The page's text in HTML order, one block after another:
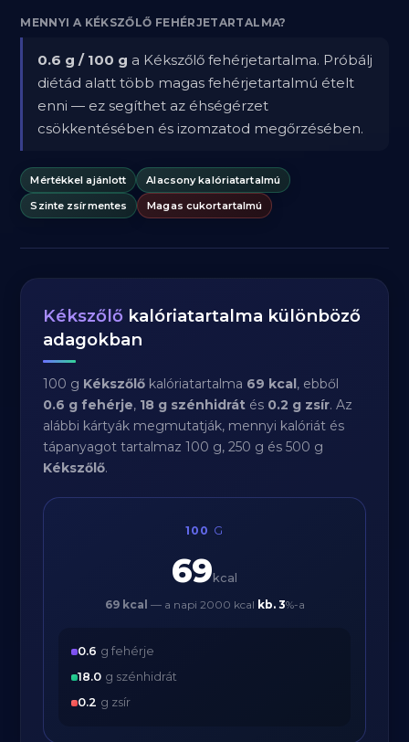
MENNYI A KÉKSZŐLŐ FEHÉRJETARTALMA?
0.6 g / 100 g a Kékszőlő fehérjetartalma. Próbálj
diétád alatt több magas fehérjetartalmú ételt
enni — ez segíthet az éhségérzet
csökkentésében és izomzatod megőrzésében.
Mértékkel ajánlott
Alacsony kalóriatartalmú
Szinte zsírmentes
Magas cukortartalmú
Kékszőlő kalóriatartalma különböző
adagokban
100 g Kékszőlő kalóriatartalma 69 kcal, ebből
0.6 g fehérje, 18 g szénhidrát és 0.2 g zsír. Az
alábbi kártyák megmutatják, mennyi kalóriát és
tápanyagot tartalmaz 100 g, 250 g és 500 g
Kékszőlő.
100 G
69 kcal
69 kcal — a napi 2000 kcal kb. 3%-a
0.6 g fehérje
18.0 g szénhidrát
0.2 g zsír